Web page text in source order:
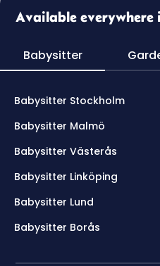
Available everywhere
Babysitter
Babysitter Stockholm
Babysitter Malmö
Babysitter Västerås
Babysitter Linköping
Babysitter Lund
Babysitter Borås